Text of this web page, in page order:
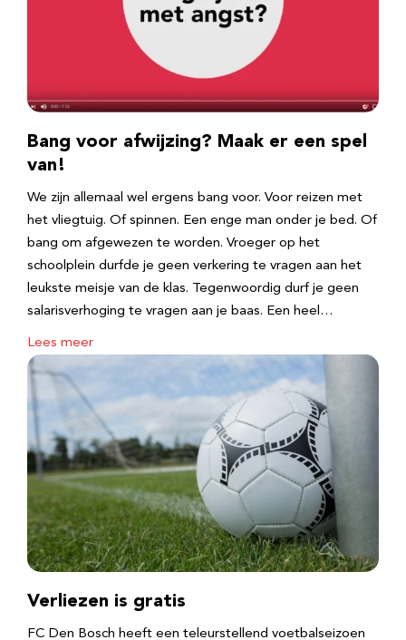
Bang voor afwijzing? Maak er een spel
van!
We zijn allemaal wel ergens bang voor. Voor reizen met
het vliegtuig. Of spinnen. Een enge man onder je bed. Of
bang om afgewezen te worden. Vroeger op het
schoolplein durfde je geen verkering te vragen aan het
leukste meisje van de klas. Tegenwoordig durf je geen
salarisverhoging te vragen aan je baas. Een heel…
Lees meer
Verliezen is gratis
FC Den Bosch heeft een teleurstellend voetbalseizoen